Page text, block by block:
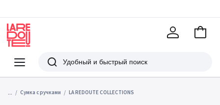
Меню
Redoute
Поиск
В
... Сумка с ручками LA REDOUTE COLLECTIONS